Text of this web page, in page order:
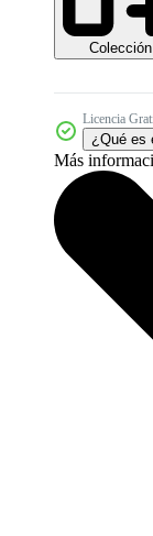
Colección
Licencia
¿Qué es
Más